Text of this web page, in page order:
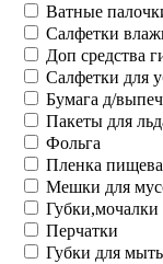
Ватные
Салфетки
Доп средства
Салфетки для
Бумага д/
Пакеты для
Фольга
Пленка
Мешки для
Губки,мочалки
Перчатки
Губки для